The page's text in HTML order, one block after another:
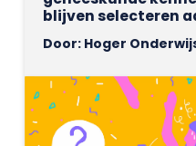
blijven selecteren
Door: Hoger